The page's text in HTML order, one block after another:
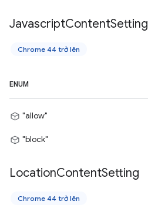
JavascriptContentSetting
Chrome 44 trở lên
ENUM
"allow"
"block"
LocationContentSetting
Chrome 44 trở lên